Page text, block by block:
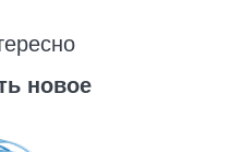
новое